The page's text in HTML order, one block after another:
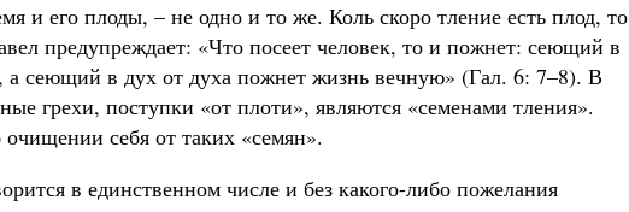
и его плоды, – не одно и то же. Коль скоро тление есть плод, то
предупреждает: «Что посеет человек, то и пожнет: сеющий в
а сеющий в дух от духа пожнет жизнь вечную» (Гал. 6: 7–8). В
грехи, поступки «от плоти», являются «семенами тления».
себя от таких «семян».
в единственном числе и без какого-либо пожелания